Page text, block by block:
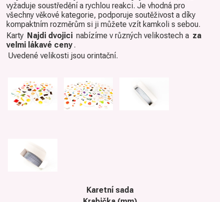
vyžaduje soustředění a rychlou reakci. Je vhodná pro
všechny věkové kategorie, podporuje soutěživost a díky
kompaktním rozměrům si ji můžete vzít kamkoli s sebou.
Karty Najdi dvojici nabízíme v různých velikostech a za
velmi lákavé ceny .
Uvedené velikosti jsou orintační.
Karetní sada